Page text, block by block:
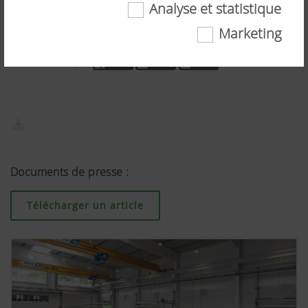
Techniquement nécessaires
Certaines technologies web et cookies aident à
demande de votre consentement. Ce site
internet ne fonctionne pas sans les technologies
web et cookies mentionnés.
Objectif des
Durée
Cookies de
Enregistre si
6 Mois
Plus d'infos
Analyse et statistique
Analyse et statistique
Marketing
Documents de presse :
Télécharger un article